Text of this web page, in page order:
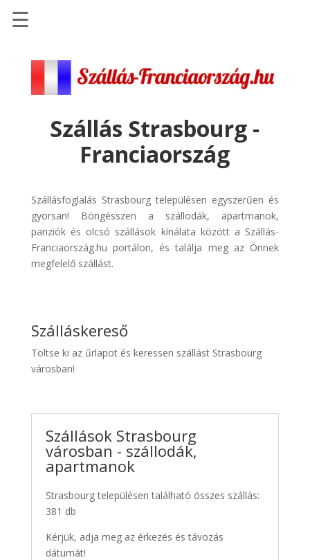
Szállások
Repülőjegy
pénzvisszatérítéssel
Discover
Cars
Transzfer
☰
Szállás Strasbourg -
Franciaország
Szállásfoglalás Strasbourg településen egyszerűen és
gyorsan! Böngésszen a szállodák, apartmanok,
panziók és olcsó szállások kínálata között a Szállás-
Franciaország.hu portálon, és találja meg az Önnek
megfelelő szállást.
Szálláskereső
Töltse ki az űrlapot és keressen szállást Strasbourg
városban!
Szállások Strasbourg
városban - szállodák,
apartmanok
Strasbourg településen található összes szállás:
381 db
Kérjük, adja meg az érkezés és távozás
dátumát!